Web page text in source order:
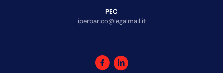
PEC
iperbarico@legalmail.it